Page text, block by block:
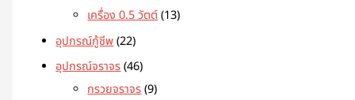
เครื่อง 0.5 วัตต์ 13
อุปกรณ์กู้ชีพ 22
อุปกรณ์จราจร 46
กรวยจราจร 9